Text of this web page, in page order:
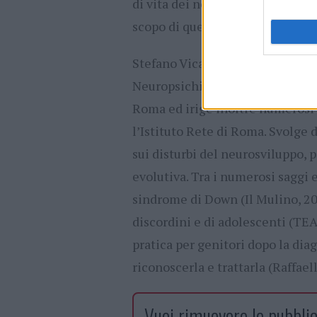
scopo di questo libro.
Stefano Vicari è direttore
Neuropsichiatria Infantile
Roma ed irige inoltre
l’Istituto Rete di Roma.
sui disturbi del neurosviluppo,
evolutiva. Tra i numerosi saggi
sindrome di Down (Il Mulino,
discordini e di adolescenti
pratica per genitori dopo la
riconoscerla e trattarla